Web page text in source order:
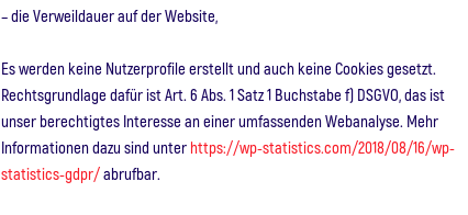
– die Verweildauer auf der Website,
Es werden keine Nutzerprofile erstellt und auch keine Cookies gesetzt.
Rechtsgrundlage dafür ist Art. 6 Abs. 1 Satz 1 Buchstabe f) DSGVO, das ist
unser berechtigtes Interesse an einer umfassenden Webanalyse. Mehr
Informationen dazu sind unter https://wp-statistics.com/2018/08/16/wp-
statistics-gdpr/abrufbar.